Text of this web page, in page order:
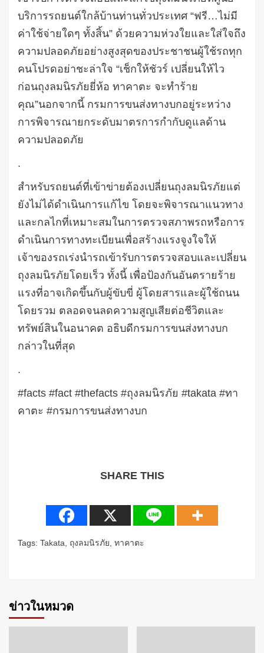
บริการรถยนต์ใกล้บ้านท่านทั่วประเทศ “ฟรี…ไม่มี
ค่าใช้จ่ายใดๆ ทั้งสิ้น” ด้วยความห่วงใยและใส่ใจถึง
ความปลอดภัยอย่างสูงสุดของประชาชนผู้ใช้รถทุก
คนโปรดอย่าชะล่าใจ “เช็กให้ชัวร์ เปลี่ยนให้ไว
ก่อนถุงลมนิรภัยยี่ห้อ ทาคาตะ จะทำร้าย
คุณ”นอกจากนี้ กรมการขนส่งทางบกอยู่ระหว่าง
การพิจารณายกระดับมาตรการกำกับดูแลด้าน
ความปลอดภัย
.
สำหรับรถยนต์ที่เข้าข่ายต้องเปลี่ยนถุงลมนิรภัยแต่
ยังไม่ได้ดำเนินการแก้ไข โดยจะพิจารณาแนวทาง
และกลไกที่เหมาะสมในการตรวจสภาพรถหรือการ
ดำเนินการทางทะเบียนเพื่อสร้างแรงจูงใจให้
เจ้าของรถเร่งนำรถเข้ารับการตรวจสอบและเปลี่ยน
ถุงลมนิรภัยโดยเร็ว ทั้งนี้ เพื่อป้องกันอันตรายร้าย
แรงที่อาจเกิดขึ้นกับผู้ขับขี่ ผู้โดยสารและผู้ใช้ถนน
โดยรวม ตลอดจนลดความสูญเสียต่อชีวิตและ
ทรัพย์สินในอนาคต อธิบดีกรมการขนส่งทางบก
กล่าวในที่สุด
.
#facts #fact #thefacts #ถุงลมนิรภัย #takata #ทา
คาตะ #กรมการขนส่งทางบก
SHARE THIS
Tags: Takata ถุงลมนิรภัย ทาคาตะ
ข่าวในหมวด